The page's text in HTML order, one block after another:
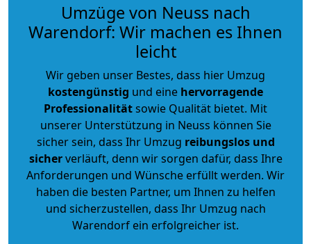
Umzüge von Neuss nach
Warendorf: Wir machen es Ihnen
leicht
Wir geben unser Bestes, dass hier Umzug
kostengünstig und eine hervorragende
Professionalitätsowie Qualität bietet. Mit
unserer Unterstützung in Neuss können Sie
sicher sein, dass Ihr Umzug reibungslos und
sicherverläuft, denn wir sorgen dafür, dass Ihre
Anforderungen und Wünsche erfüllt werden. Wir
haben die besten Partner, um Ihnen zu helfen
und sicherzustellen, dass Ihr Umzug nach
Warendorf ein erfolgreicher ist.